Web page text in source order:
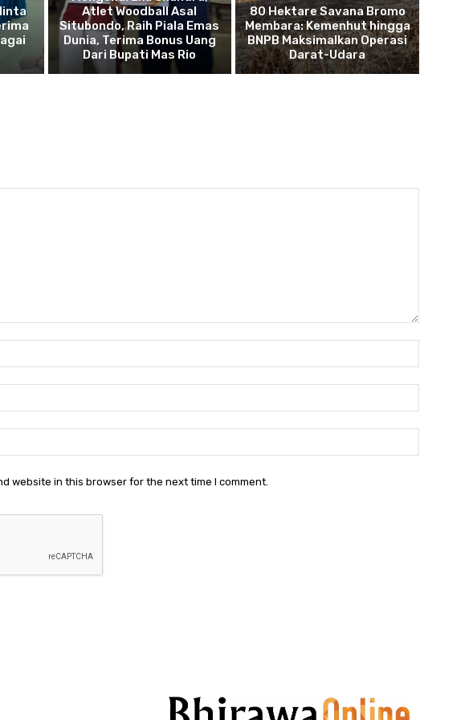
Atlet Woodball Asal
Situbondo, Raih Piala Emas
Dunia, Terima Bonus Uang
Dari Bupati Mas Rio
80 Hektare Savana Bromo
Membara: Kemenhut hingga
BNPB Maksimalkan Operasi
Darat-Udara
website in this browser for the next time I comment.